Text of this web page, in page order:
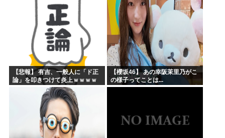
海外「全部日本の真似だったのか…」 日本の普通のテレビ番...
お絵描きリレーってなんぞや
【海外の反応】 なぜイチローはあんなに敬遠四球が多かった...
平野綾とかいう女声優についてお前らが知ってることwww
みいちゃんと山田さんの漫画の作者なんでこんなに嫌われてる...
【悲報】 有吉、一般人に「ド正
論」を叩きつけて炎上ｗｗｗｗ
【櫻坂46】 あの幸阪茉里乃がこ
の様子ってことは...